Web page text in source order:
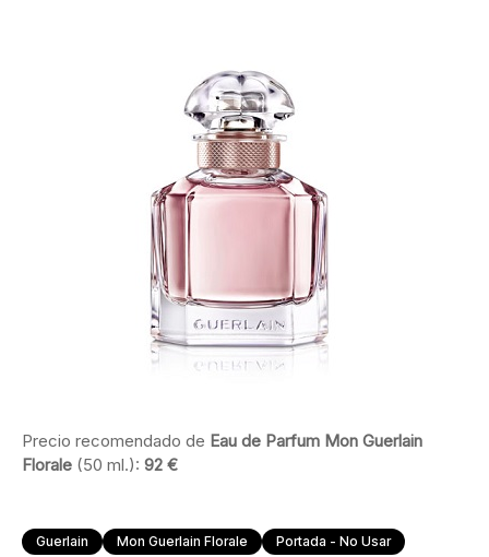
Precio recomendado de Eau de Parfum Mon Guerlain
Florale (50 ml.): 92 €
Guerlain Mon Guerlain Florale Portada - No Usar